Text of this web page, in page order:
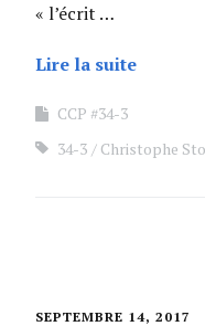
« l’écrit …
Lire la suite
CCP #34-3
34-3
Christophe
SEPTEMBRE 14, 2017